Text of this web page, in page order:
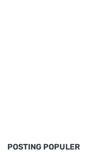
POSTING POPULER